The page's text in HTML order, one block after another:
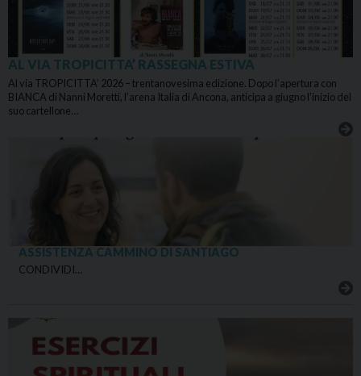
AL VIA TROPICITTA’ RASSEGNA ESTIVA
Al via TROPICITTA’ 2026 – trentanovesima edizione. Dopo l’apertura con
BIANCA di Nanni Moretti, l’arena Italia di Ancona, anticipa a giugno l’inizio del
suo cartellone…
ASSISTENZA CAMMINO DI SANTIAGO
CONDIVIDI…